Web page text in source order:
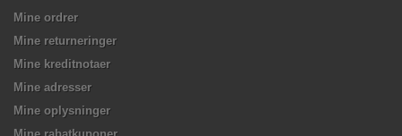
Mine ordrer
Mine returneringer
Mine kreditnotaer
Mine adresser
Mine oplysninger